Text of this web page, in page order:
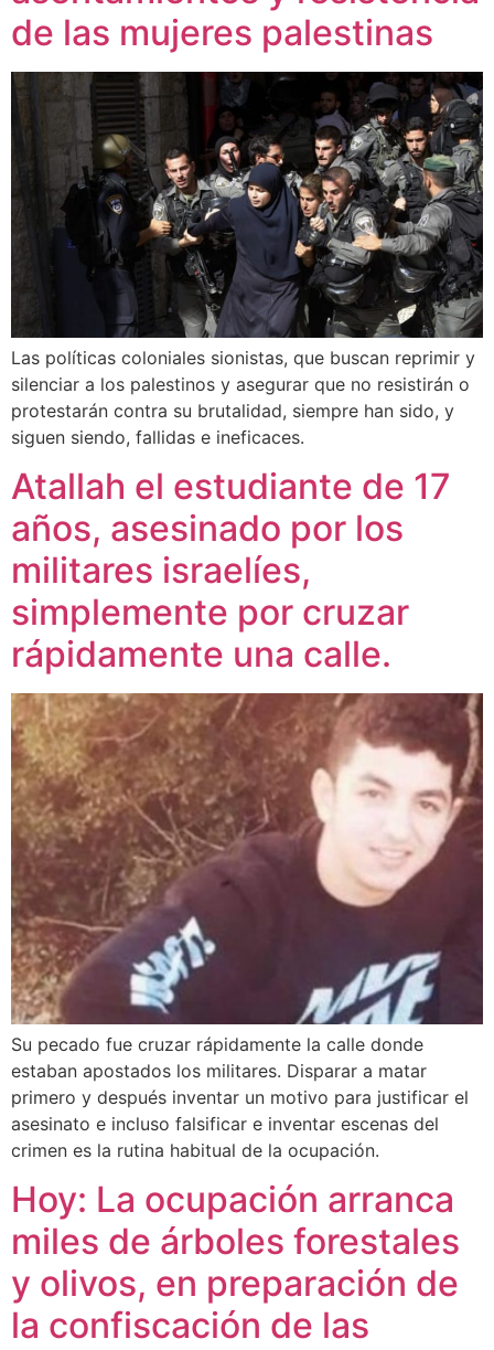
de las mujeres palestinas
Las políticas coloniales sionistas, que buscan reprimir y
silenciar a los palestinos y asegurar que no resistirán o
protestarán contra su brutalidad, siempre han sido, y
siguen siendo, fallidas e ineficaces.
Atallah el estudiante de 17
años, asesinado por los
militares israelíes,
simplemente por cruzar
rápidamente una calle.
Su pecado fue cruzar rápidamente la calle donde
estaban apostados los militares. Disparar a matar
primero y después inventar un motivo para justificar el
asesinato e incluso falsificar e inventar escenas del
crimen es la rutina habitual de la ocupación.
Hoy: La ocupación arranca
miles de árboles forestales
y olivos, en preparación de
la confiscación de las